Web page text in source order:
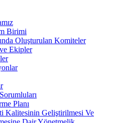
Birimi
Oluşturulan Komiteler
Ekipler
Planı
Kalitesinin Geliştirilmesi Ve